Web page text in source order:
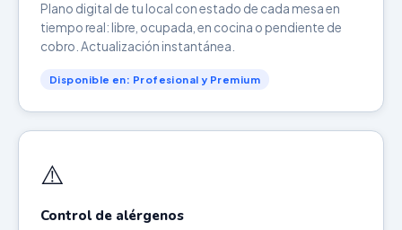
Plano digital de tu local con estado de cada mesa en
tiempo real: libre, ocupada, en cocina o pendiente de
cobro. Actualización instantánea.
Disponible en: Profesional y Premium
⚠️
Control de alérgenos